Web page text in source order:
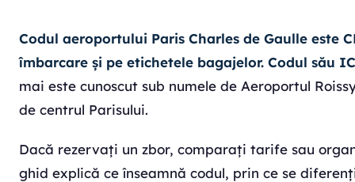
Codul aeroportului Paris Charles de Gaulle este
îmbarcare și pe etichetele bagajelor. Codul său
mai este cunoscut sub numele de Aeroportul
de centrul Parisului.
Dacă rezervați un zbor, comparați tarife sau
ghid explică ce înseamnă codul, prin ce se